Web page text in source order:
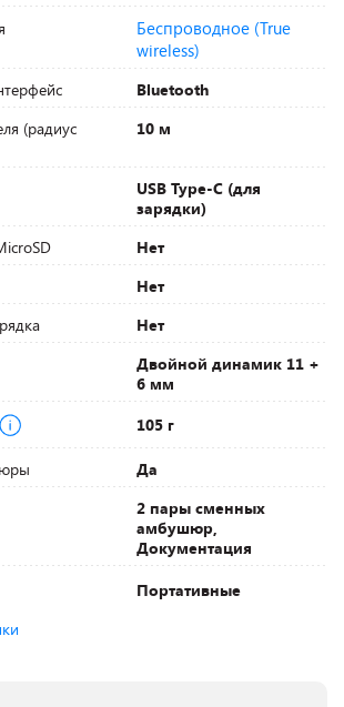
Беспроводное (True
wireless)
Bluetooth
(радиус
10 м
USB Type-C (для
зарядки)
Нет
Нет
Нет
Двойной динамик 11 +
6 мм
105 г
Да
2 пары сменных
амбушюр,
Документация
Портативные